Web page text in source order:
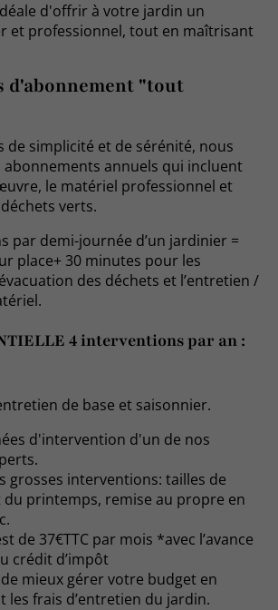
d'offrir à votre jardin un
et professionnel, tout en maîtrisant
d'abonnement "tout
de simplicité et de sérénité, nous
abonnements annuels qui incluent
le matériel professionnel et
verts.
par demi-journée d’un jardinier =
place+ 30 minutes pour les
des déchets et l’entretien /
4 interventions par an :
de base et saisonnier.
d'intervention d'un de nos
grosses interventions: tailles de
printemps, remise au propre en
de 37€TTC par mois *avec l’avance
crédit d’impôt
mieux gérer votre budget en
les frais d’entretien du jardin.